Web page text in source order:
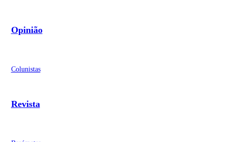
Opinião
Colunistas
Revista